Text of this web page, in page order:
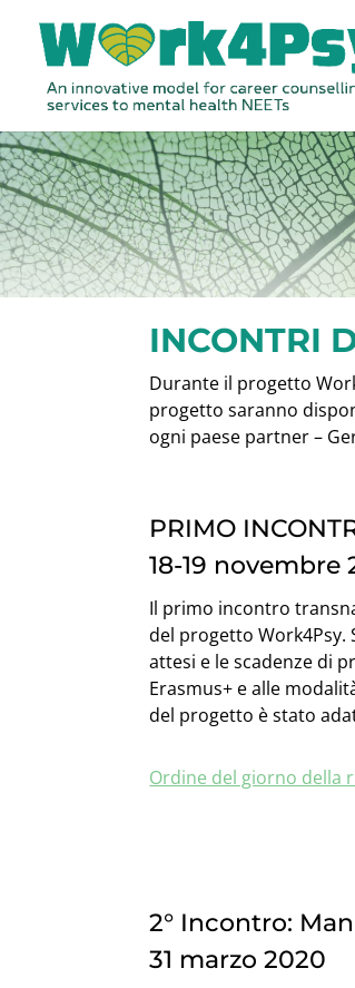
INCONTRI
Durante il progetto
progetto saranno
ogni paese partner –
PRIMO
18-19 novembre
Il primo incontro
del progetto
attesi e le scadenze di
Erasmus+ e alle
del progetto è stato
Ordine del giorno della
2° Incontro:
31 marzo 2020